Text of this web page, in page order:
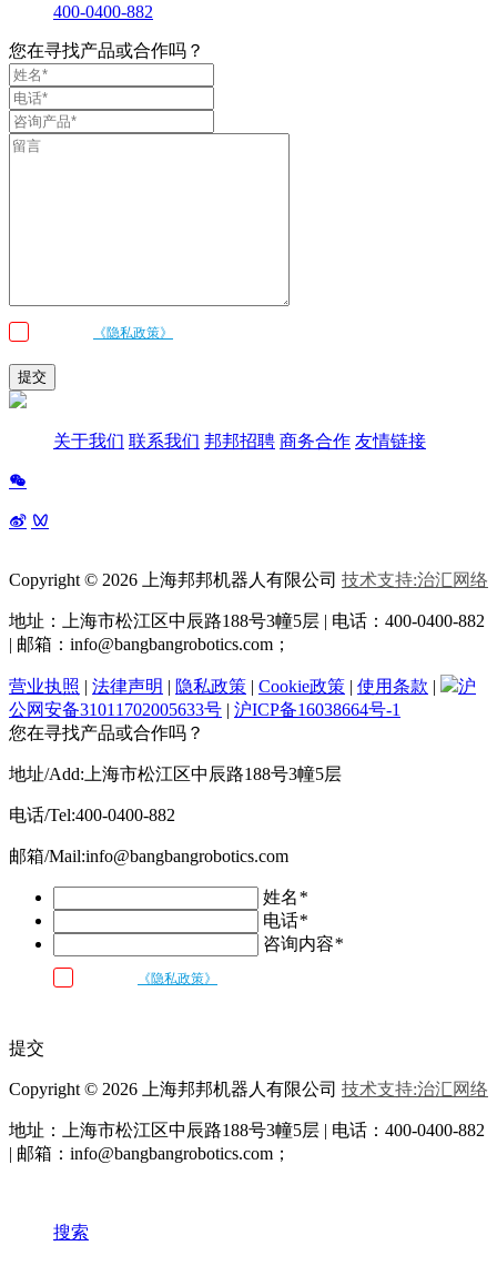
400-0400-882
您在寻找产品或合作吗？
《隐私政策》
提交
关于我们 联系我们 邦邦招聘 商务合作 友情链接
Copyright © 2026 上海邦邦机器人有限公司 技术支持:治汇网络
地址：上海市松江区中辰路188号3幢5层 | 电话：400-0400-882
| 邮箱：info@bangbangrobotics.com；
营业执照 | 法律声明 | 隐私政策 | Cookie政策 | 使用条款 |
沪
公网安备31011702005633号 | 沪ICP备16038664号-1
您在寻找产品或合作吗？
地址/Add:上海市松江区中辰路188号3幢5层
电话/Tel:400-0400-882
邮箱/Mail:info@bangbangrobotics.com
姓名*
电话*
咨询内容*
《隐私政策》
提交
Copyright © 2026 上海邦邦机器人有限公司 技术支持:治汇网络
地址：上海市松江区中辰路188号3幢5层 | 电话：400-0400-882
| 邮箱：info@bangbangrobotics.com；
搜索